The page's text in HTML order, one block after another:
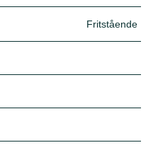
Fritstående